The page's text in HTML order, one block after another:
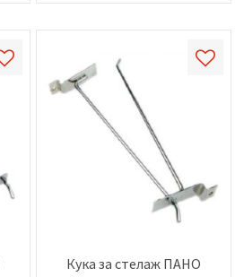
Кука за стелаж ПАНО